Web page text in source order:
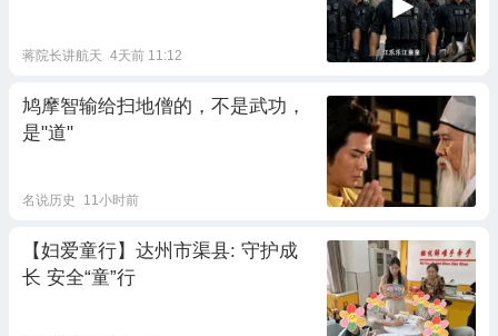
蒋院长讲航天 4天前 11:12
鸠摩智输给扫地僧的，不是武功，
是"道"
名说历史 11小时前
【妇爱童行】达州市渠县: 守护成
长 安全“童”行